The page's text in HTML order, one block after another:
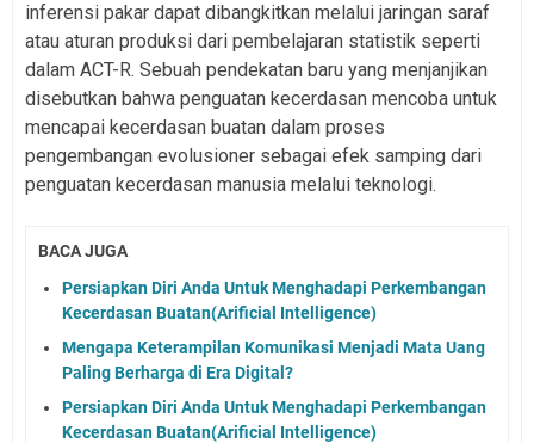
inferensi pakar dapat dibangkitkan melalui jaringan saraf
atau aturan produksi dari pembelajaran statistik seperti
dalam ACT-R. Sebuah pendekatan baru yang menjanjikan
disebutkan bahwa penguatan kecerdasan mencoba untuk
mencapai kecerdasan buatan dalam proses
pengembangan evolusioner sebagai efek samping dari
penguatan kecerdasan manusia melalui teknologi.
BACA JUGA
Persiapkan Diri Anda Untuk Menghadapi Perkembangan
Kecerdasan Buatan(Arificial Intelligence)
Mengapa Keterampilan Komunikasi Menjadi Mata Uang
Paling Berharga di Era Digital?
Persiapkan Diri Anda Untuk Menghadapi Perkembangan
Kecerdasan Buatan(Arificial Intelligence)